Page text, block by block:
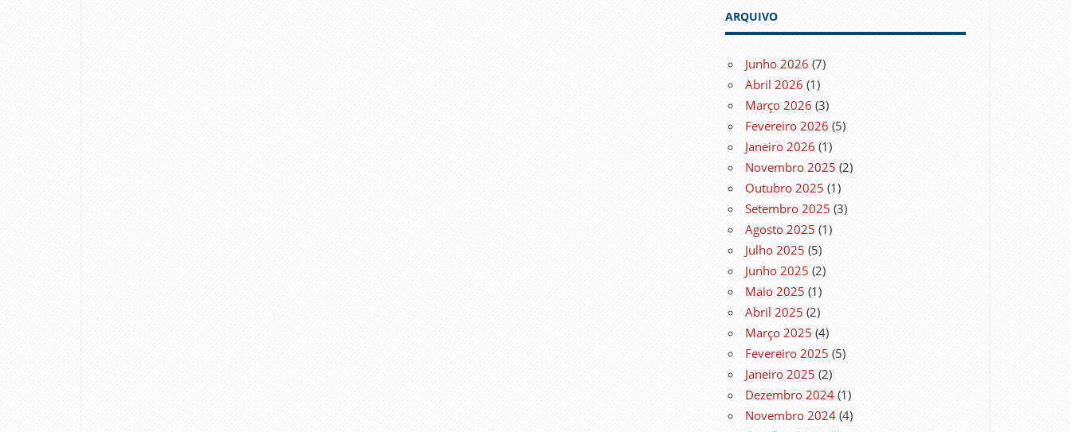
ARQUIVO
Junho 2026 (7)
Abril 2026 (1)
Março 2026 (3)
Fevereiro 2026 (5)
Janeiro 2026 (1)
Novembro 2025 (2)
Outubro 2025 (1)
Setembro 2025 (3)
Agosto 2025 (1)
Julho 2025 (5)
Junho 2025 (2)
Maio 2025 (1)
Abril 2025 (2)
Março 2025 (4)
Fevereiro 2025 (5)
Janeiro 2025 (2)
Dezembro 2024 (1)
Novembro 2024 (4)